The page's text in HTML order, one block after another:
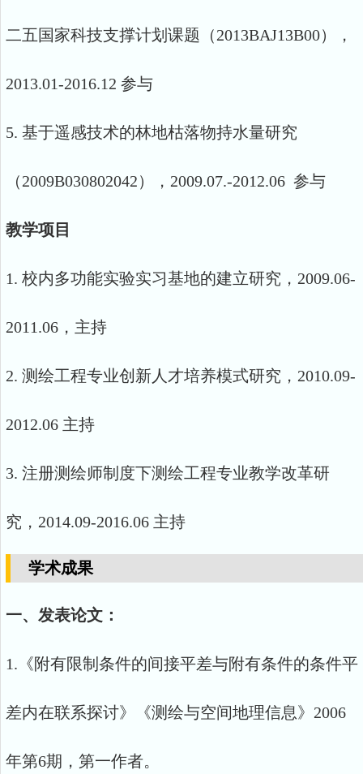
二五国家科技支撑计划课题（2013BAJ13B00），
2013.01-2016.12 参与
5. 基于遥感技术的林地枯落物持水量研究
（2009B030802042），2009.07.-2012.06 参与
教学项目
1. 校内多功能实验实习基地的建立研究，2009.06-
2011.06，主持
2. 测绘工程专业创新人才培养模式研究，2010.09-
2012.06 主持
3. 注册测绘师制度下测绘工程专业教学改革研
究，2014.09-2016.06 主持
学术成果
一、发表论文：
1.《附有限制条件的间接平差与附有条件的条件平
差内在联系探讨》《测绘与空间地理信息》2006
年第6期，第一作者。